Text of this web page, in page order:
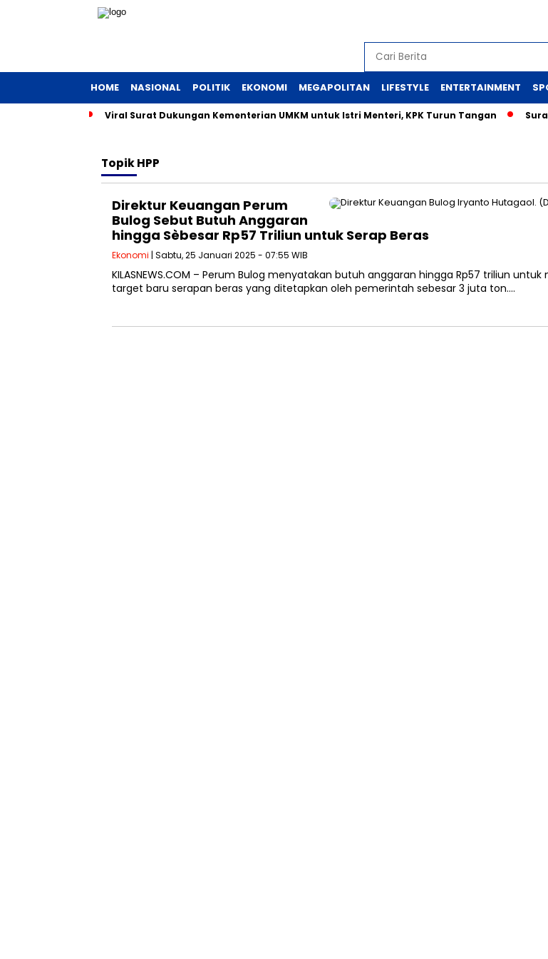
HOME NASIONAL POLITIK EKONOMI MEGAPOLITAN LIFESTYLE ENTERTAINMENT
Viral Surat Dukungan Kementerian UMKM untuk Istri Menteri, KPK Turun Tangan
TopikHPP
Direktur Keuangan Perum
Bulog Sebut Butuh Anggaran
hingga Sèbesar Rp57 Triliun untuk Serap Beras
Ekonomi | Sabtu, 25 Januari 2025 - 07:55 WIB
KILASNEWS.COM – Perum Bulog menyatakan butuh anggaran hingga Rp57 triliun
target baru serapan beras yang ditetapkan oleh pemerintah sebesar 3 juta ton….